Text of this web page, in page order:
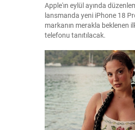
Apple'ın eylül ayında
lansmanda yeni iPhone 18
markanın merakla beklenen
telefonu tanıtılacak.